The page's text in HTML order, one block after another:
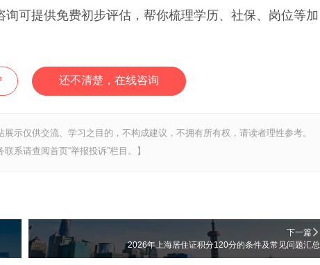
提供免费初步评估，帮你梳理学历、社保、岗位等加
还不清楚，在线咨询
示仅供交流、学习之目的，不构成建议，不拥有所有权，请读者理性参考。
系请查阅首页“举报投诉”栏目。】
下一篇
2026年上海居住证积分120分的条件及常见问题汇总